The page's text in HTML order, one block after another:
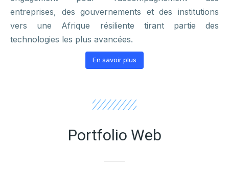
entreprises, des gouvernements et des institutions
vers une Afrique résiliente tirant partie des
technologies les plus avancées.
En savoir plus
Portfolio Web